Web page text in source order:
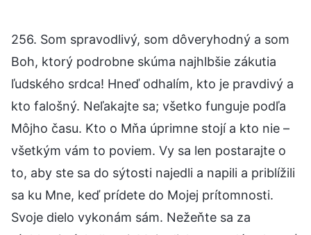
256. Som spravodlivý, som dôveryhodný a som
Boh, ktorý podrobne skúma najhlbšie zákutia
ľudského srdca! Hneď odhalím, kto je pravdivý a
kto falošný. Neľakajte sa; všetko funguje podľa
Môjho času. Kto o Mňa úprimne stojí a kto nie –
všetkým vám to poviem. Vy sa len postarajte o
to, aby ste sa do sýtosti najedli a napili a priblížili
sa ku Mne, keď prídete do Mojej prítomnosti.
Svoje dielo vykonám sám. Nežeňte sa za